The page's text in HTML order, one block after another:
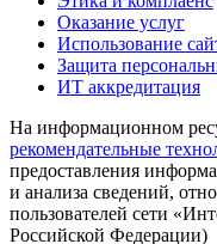
Оказание услуг
Использование
Защита
ИТ аккредитация
На информационном
рекомендательные
предоставления
и анализа сведений,
пользователей сети
Российской Федерации)